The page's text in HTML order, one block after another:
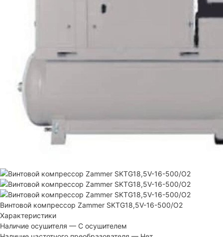
Винтовой компрессор Zammer SKTG18,5V-16-500/O2
Характеристики
Наличие осушителя — С осушителем